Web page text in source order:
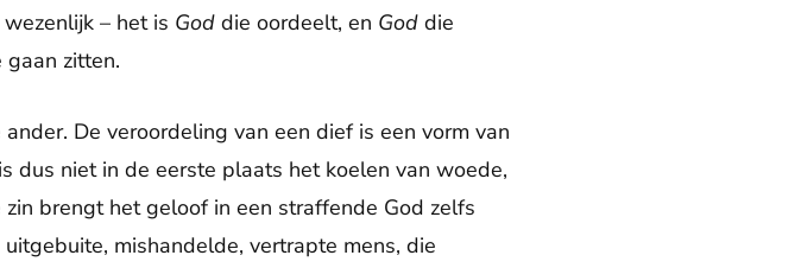
– het is God die oordeelt, en God die
zitten.
De veroordeling van een dief is een vorm van
dus niet in de eerste plaats het koelen van woede,
brengt het geloof in een straffende God zelfs
mishandelde, vertrapte mens, die